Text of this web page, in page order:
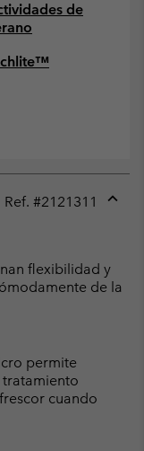
de
Ref. #2121311
flexibilidad y
de la
permite
tratamiento
cuando